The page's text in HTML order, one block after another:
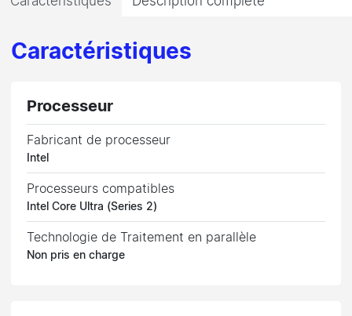
Caractéristiques
Processeur
Fabricant de processeur
Intel
Processeurs compatibles
Intel Core Ultra (Series 2)
Technologie de Traitement en parallèle
Non pris en charge